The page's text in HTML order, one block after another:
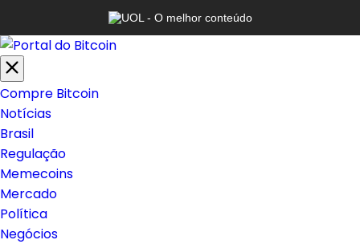
Compre Bitcoin
Notícias
Brasil
Regulação
Memecoins
Mercado
Política
Negócios